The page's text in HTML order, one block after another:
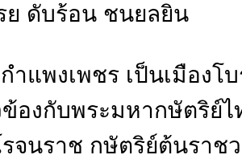
รย ดับร้อน ชนยลยิ
ำแพงเพชร เป็นเมือง
ข้องกับพระมหากษัตริย์
รจนราช กษัตริย์ต้นราช